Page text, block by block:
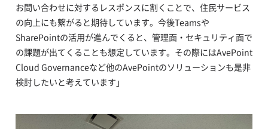
お問い合わせに対するレスポンスに割くことで、住民サービス
の向上にも繋がると期待しています。今後Teamsや
SharePointの活用が進んでくると、管理面・セキュリティ面で
の課題が出てくることも想定しています。その際にはAvePoint
Cloud Governanceなど他のAvePointのソリューションも是非
検討したいと考えています」